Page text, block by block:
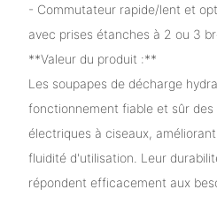
- Commutateur rapide/lent et
avec prises étanches à 2 ou 3
**Valeur du produit :**
Les soupapes de décharge
fonctionnement fiable et sûr
électriques à ciseaux,
fluidité d'utilisation. Leur
répondent efficacement aux